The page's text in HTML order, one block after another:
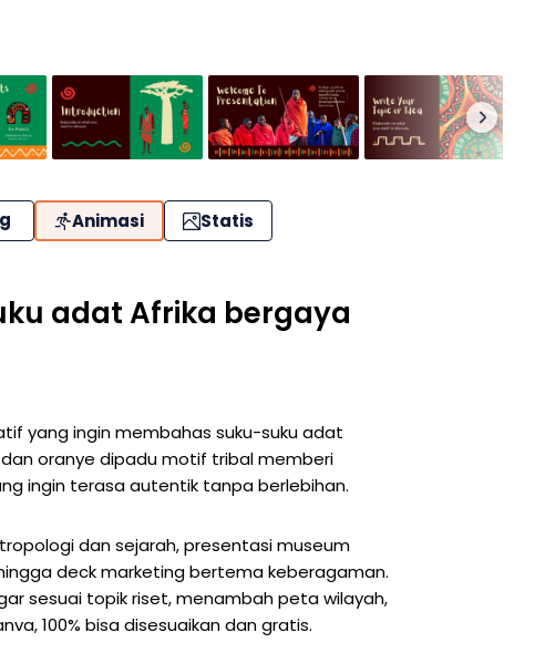
Animasi Statis
adat Afrika bergaya
yang ingin membahas suku-suku adat
oranye dipadu motif tribal memberi
ingin terasa autentik tanpa berlebihan.
dan sejarah, presentasi museum
deck marketing bertema keberagaman.
sesuai topik riset, menambah peta wilayah,
100% bisa disesuaikan dan gratis.